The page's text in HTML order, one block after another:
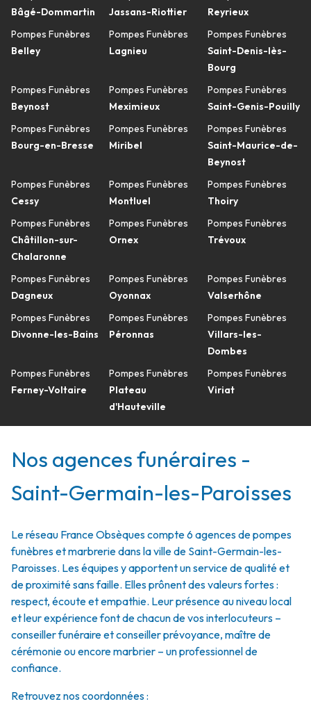
Bâgé-Dommartin
Pompes Funèbres
Belley
Pompes Funèbres
Beynost
Pompes Funèbres
Bourg-en-Bresse
Pompes Funèbres
Cessy
Pompes Funèbres
Châtillon-sur-
Chalaronne
Pompes Funèbres
Dagneux
Pompes Funèbres
Divonne-les-Bains
Pompes Funèbres
Ferney-Voltaire
Jassans-Riottier
Pompes Funèbres
Lagnieu
Pompes Funèbres
Meximieux
Pompes Funèbres
Miribel
Pompes Funèbres
Montluel
Pompes Funèbres
Ornex
Pompes Funèbres
Oyonnax
Pompes Funèbres
Péronnas
Pompes Funèbres
Plateau
d'Hauteville
Reyrieux
Pompes Funèbres
Saint-Denis-lès-
Bourg
Pompes Funèbres
Saint-Genis-Pouilly
Pompes Funèbres
Saint-Maurice-de-
Beynost
Pompes Funèbres
Thoiry
Pompes Funèbres
Trévoux
Pompes Funèbres
Valserhône
Pompes Funèbres
Villars-les-
Dombes
Pompes Funèbres
Viriat
Nos agences funéraires -
Saint-Germain-les-Paroisses
Le réseau France Obsèques compte 6 agences de pompes
funèbres et marbrerie dans la ville de Saint-Germain-les-
Paroisses. Les équipes y apportent un service de qualité et
de proximité sans faille. Elles prônent des valeurs fortes :
respect, écoute et empathie. Leur présence au niveau local
et leur expérience font de chacun de vos interlocuteurs –
conseiller funéraire et conseiller prévoyance, maître de
cérémonie ou encore marbrier – un professionnel de
confiance.
Retrouvez nos coordonnées :